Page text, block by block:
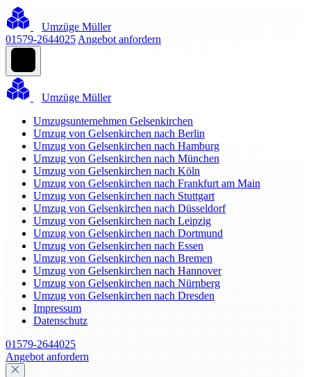
Umzüge Müller
01579-2644025 Angebot anfordern
Umzüge Müller
Umzugsunternehmen Gelsenkirchen
Umzug von Gelsenkirchen nach Berlin
Umzug von Gelsenkirchen nach Hamburg
Umzug von Gelsenkirchen nach München
Umzug von Gelsenkirchen nach Köln
Umzug von Gelsenkirchen nach Frankfurt am Main
Umzug von Gelsenkirchen nach Stuttgart
Umzug von Gelsenkirchen nach Düsseldorf
Umzug von Gelsenkirchen nach Leipzig
Umzug von Gelsenkirchen nach Dortmund
Umzug von Gelsenkirchen nach Essen
Umzug von Gelsenkirchen nach Bremen
Umzug von Gelsenkirchen nach Hannover
Umzug von Gelsenkirchen nach Nürnberg
Umzug von Gelsenkirchen nach Dresden
Impressum
Datenschutz
01579-2644025
Angebot anfordern